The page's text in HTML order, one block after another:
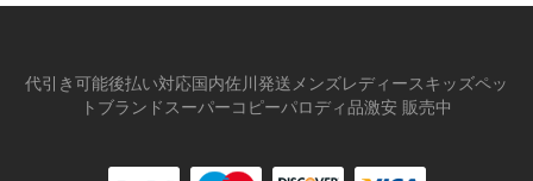
代引き可能後払い対応国内佐川発送メンズレディースキッズペッ
トブランドスーパーコピーパロディ品激安 販売中